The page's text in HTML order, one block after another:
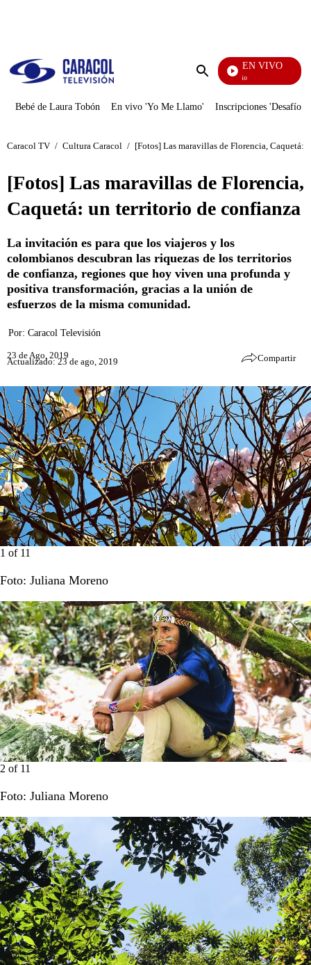
Enviar
EN VIVO
María
Bebé de Laura Tobón En vivo 'Yo Me Llamo' Inscripciones 'Desafío'
Caracol TV / Cultura Caracol / [Fotos] Las maravillas de Florencia, Caquetá:
[Fotos] Las maravillas de Florencia,
Caquetá: un territorio de confianza
La invitación es para que los viajeros y los
colombianos descubran las riquezas de los territorios
de confianza, regiones que hoy viven una profunda y
positiva transformación, gracias a la unión de
esfuerzos de la misma comunidad.
Por: Caracol Televisión
23 de Ago, 2019
Actualizado: 23 de ago, 2019 Compartir
1 of 11
Foto: Juliana Moreno
2 of 11
Foto: Juliana Moreno